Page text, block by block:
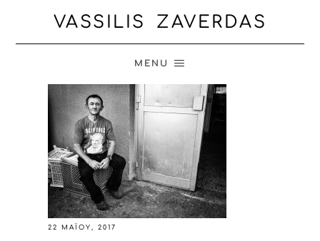
VASSILIS ZAVERDAS
MENU
22 ΜΑΪ́ΟΥ, 2017